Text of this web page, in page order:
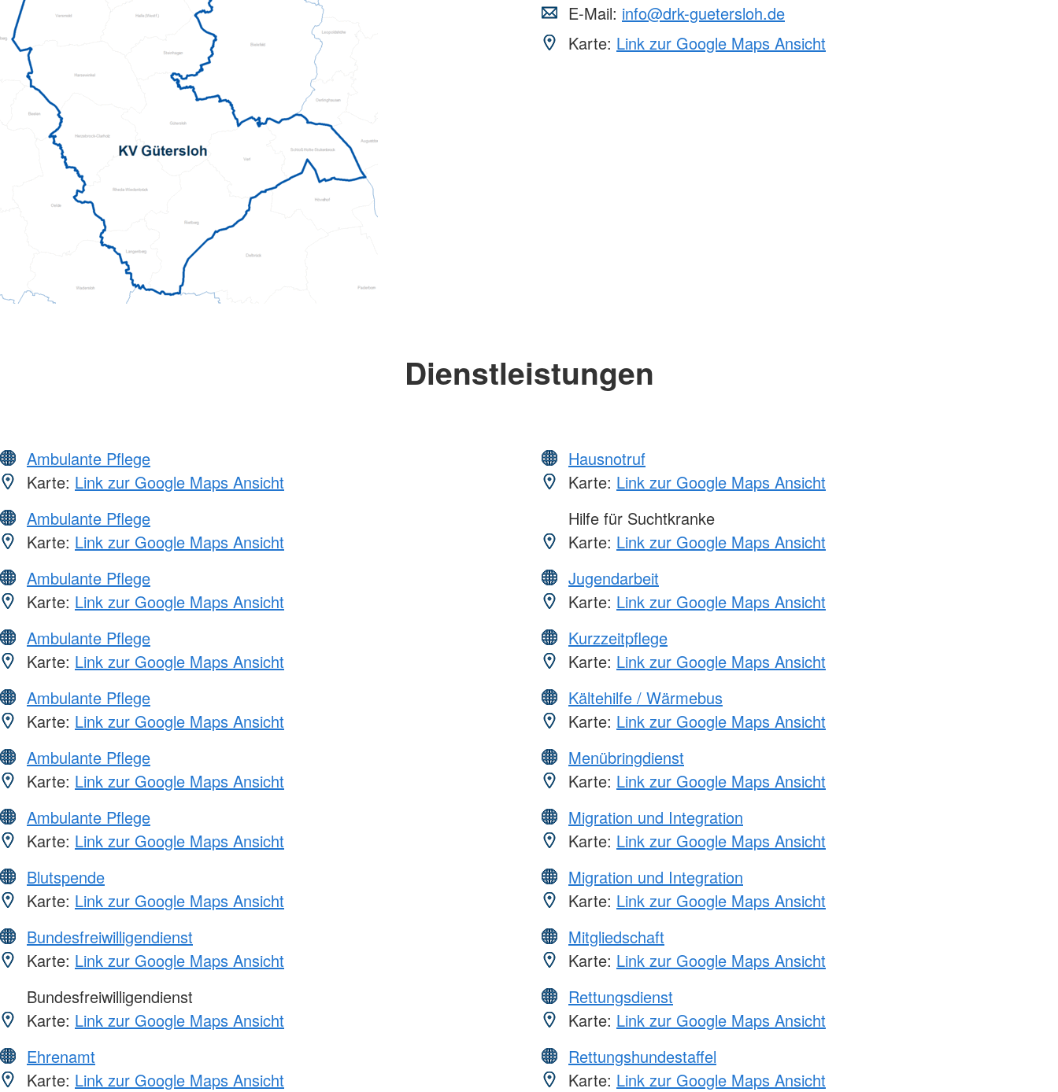
E-Mail: info@drk-guetersloh.de
Karte: Link zur Google Maps Ansicht
Dienstleistungen
Ambulante Pflege
Karte: Link zur Google Maps Ansicht
Ambulante Pflege
Karte: Link zur Google Maps Ansicht
Ambulante Pflege
Karte: Link zur Google Maps Ansicht
Ambulante Pflege
Karte: Link zur Google Maps Ansicht
Ambulante Pflege
Karte: Link zur Google Maps Ansicht
Ambulante Pflege
Karte: Link zur Google Maps Ansicht
Ambulante Pflege
Karte: Link zur Google Maps Ansicht
Blutspende
Karte: Link zur Google Maps Ansicht
Bundesfreiwilligendienst
Karte: Link zur Google Maps Ansicht
Bundesfreiwilligendienst
Karte: Link zur Google Maps Ansicht
Ehrenamt
Karte: Link zur Google Maps Ansicht
Hausnotruf
Karte: Link zur Google Maps Ansicht
Hilfe für Suchtkranke
Karte: Link zur Google Maps Ansicht
Jugendarbeit
Karte: Link zur Google Maps Ansicht
Kurzzeitpflege
Karte: Link zur Google Maps Ansicht
Kältehilfe / Wärmebus
Karte: Link zur Google Maps Ansicht
Menübringdienst
Karte: Link zur Google Maps Ansicht
Migration und Integration
Karte: Link zur Google Maps Ansicht
Migration und Integration
Karte: Link zur Google Maps Ansicht
Mitgliedschaft
Karte: Link zur Google Maps Ansicht
Rettungsdienst
Karte: Link zur Google Maps Ansicht
Rettungshundestaffel
Karte: Link zur Google Maps Ansicht